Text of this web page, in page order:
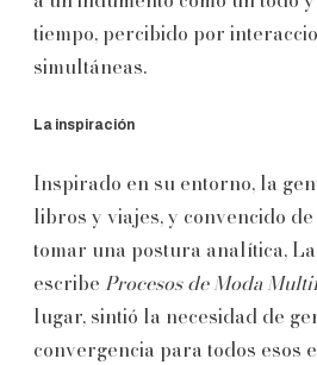
tiempo, percibido por
simultáneas.
La inspiración
Inspirado en su entorno, la
libros y viajes, y convencido
tomar una postura analítica,
escribe Procesos de Moda
lugar, sintió la necesidad de
convergencia para todos esos